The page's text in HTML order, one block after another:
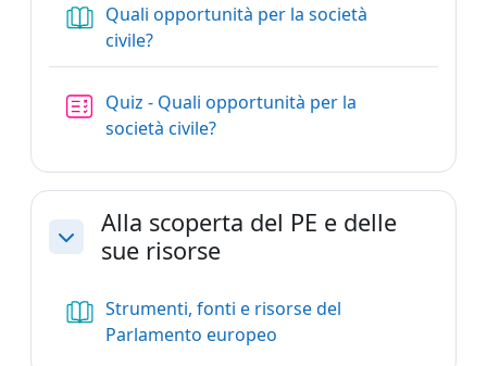
Quali opportunità per la società
civile?Libro
Quiz - Quali opportunità per la
società civile?
Minimizza
Alla scoperta del PE e delle
sue risorse
Strumenti, fonti e risorse del
Parlamento europeo